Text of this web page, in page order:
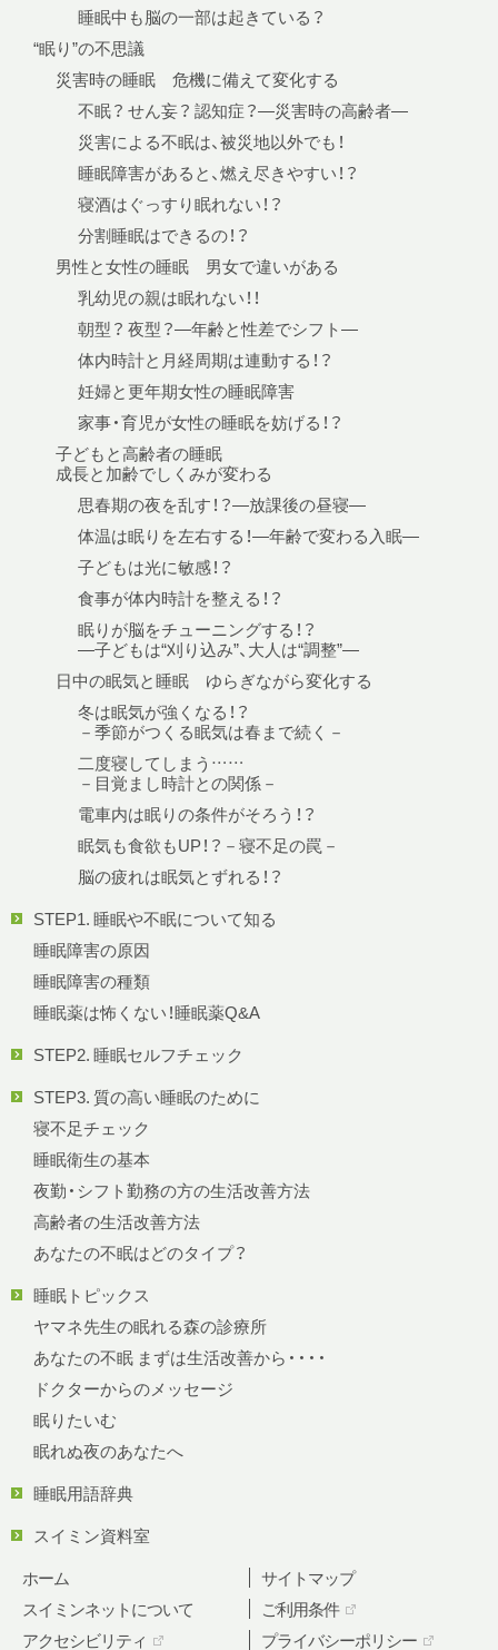
睡眠中も脳の一部は起きている？
“眠り”の不思議
災害時の睡眠 危機に備えて変化する
不眠？ せん妄？ 認知症？—災害時の高齢者—
災害による不眠は、被災地以外でも！
睡眠障害があると、燃え尽きやすい！？
寝酒はぐっすり眠れない！？
分割睡眠はできるの！？
男性と女性の睡眠 男女で違いがある
乳幼児の親は眠れない！！
朝型？ 夜型？—年齢と性差でシフト—
体内時計と月経周期は連動する！？
妊婦と更年期女性の睡眠障害
家事・育児が女性の睡眠を妨げる！？
子どもと高齢者の睡眠
成長と加齢でしくみが変わる
思春期の夜を乱す！？—放課後の昼寝—
体温は眠りを左右する！—年齢で変わる入眠—
子どもは光に敏感！？
食事が体内時計を整える！？
眠りが脳をチューニングする！？
—子どもは“刈り込み”、大人は“調整”—
日中の眠気と睡眠 ゆらぎながら変化する
冬は眠気が強くなる！？
－季節がつくる眠気は春まで続く－
二度寝してしまう……
－目覚まし時計との関係－
電車内は眠りの条件がそろう！？
眠気も食欲もUP！？－寝不足の罠－
脳の疲れは眠気とずれる！？
STEP1. 睡眠や不眠について知る
睡眠障害の原因
睡眠障害の種類
睡眠薬は怖くない！睡眠薬Q&A
STEP2. 睡眠セルフチェック
STEP3. 質の高い睡眠のために
寝不足チェック
睡眠衛生の基本
夜勤・シフト勤務の方の生活改善方法
高齢者の生活改善方法
あなたの不眠はどのタイプ？
睡眠トピックス
ヤマネ先生の眠れる森の診療所
あなたの不眠 まずは生活改善から・・・・
ドクターからのメッセージ
眠りたいむ
眠れぬ夜のあなたへ
睡眠用語辞典
スイミン資料室
ホーム
サイトマップ
スイミンネットについて
ご利用条件
アクセシビリティ
プライバシーポリシー